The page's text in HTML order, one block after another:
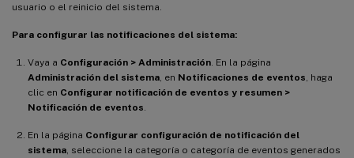
usuario o el reinicio del sistema.
Para configurar las notificaciones del sistema:
Vaya a Configuración > Administración . En la página
Administración del sistema , en Notificaciones de eventos , haga
clic en Configurar notificación de eventos y resumen >
Notificación de eventos
En la página Configurar configuración de notificación del
sistema , seleccione la categoría o categoría de eventos generados